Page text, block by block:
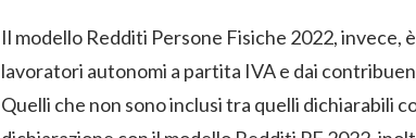
Il modello Redditi Persone Fisiche 2022, invece,
lavoratori autonomi a partita IVA e dai
Quelli che non sono inclusi tra quelli dichiarabili